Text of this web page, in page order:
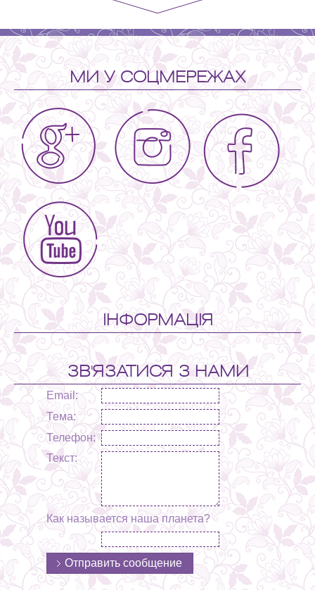
МИ У СОЦМЕРЕЖАХ
ІНФОРМАЦІЯ
ЗВ'ЯЗАТИСЯ З НАМИ
Email:
Тема:
Телефон:
Текст:
Как называется наша планета?